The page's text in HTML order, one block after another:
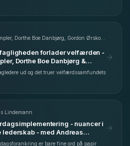
Elisa Rimpler, Dorthe Boe Danbjørg, Gordon Ørskov Madsen
fagligheden forlader velfærden -
Dorthe Boe Danbjørg &
Madsen (S4 E43)
ud og det truer velfærdssamfundets
Lindemann
- nuancer i
lederskab - med Andreas
E32)
er bare fine ord på papir